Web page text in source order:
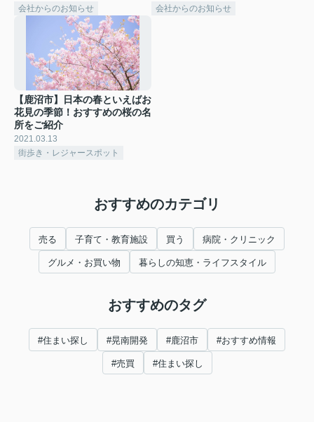
会社からのお知らせ
会社からのお知らせ
【鹿沼市】日本の春といえばお
花見の季節！おすすめの桜の名
所をご紹介
2021.03.13
街歩き・レジャースポット
おすすめのカテゴリ
売る 子育て・教育施設 買う 病院・クリニック
グルメ・お買い物 暮らしの知恵・ライフスタイル
おすすめのタグ
#住まい探し #晃南開発 #鹿沼市 #おすすめ情報
#売買 #住まい探し